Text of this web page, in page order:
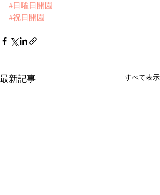
#日曜日開園
#祝日開園
最新記事 すべて表示